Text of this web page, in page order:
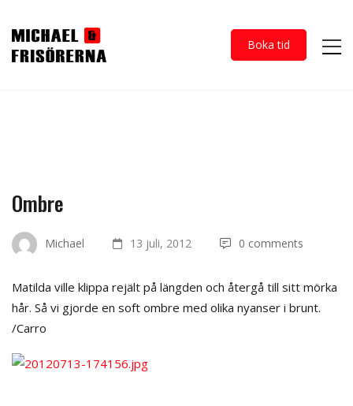
Boka tid
Ombre
Michael 13 juli, 2012 0 comments
Matilda ville klippa rejält på längden och återgå till sitt mörka
hår. Så vi gjorde en soft ombre med olika nyanser i brunt.
/Carro